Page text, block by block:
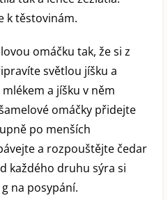
k těstovinám.
omáčku tak, že si z
světlou jíšku a
a jíšku v něm
omáčky přidejte
po menších
a rozpouštějte čedar
každého druhu sýra si
na posypání.